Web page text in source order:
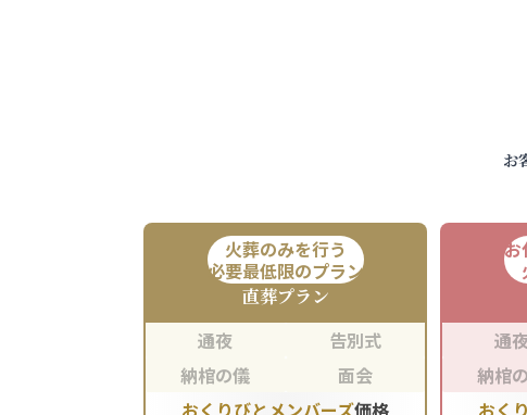
お
火葬のみを行う
必要最低限のプラン
直葬プラン
通夜
告別式
納棺の儀
面会
おくりびとメンバーズ価格
お
通夜
納棺
おく